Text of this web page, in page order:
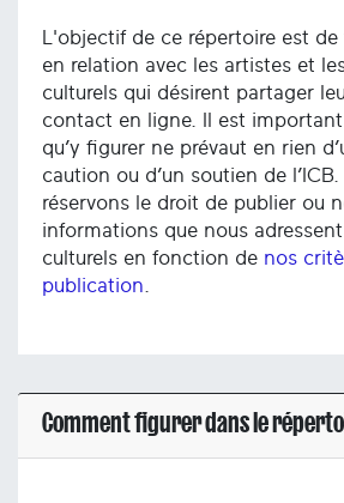
L'objectif de ce répertoire est
en relation avec les artistes et
culturels qui désirent partager
contact en ligne. Il est
qu’y figurer ne prévaut en rien
caution ou d’un soutien de
réservons le droit de publier ou
informations que nous
culturels en fonction de nos
publication
Comment figurer dans le